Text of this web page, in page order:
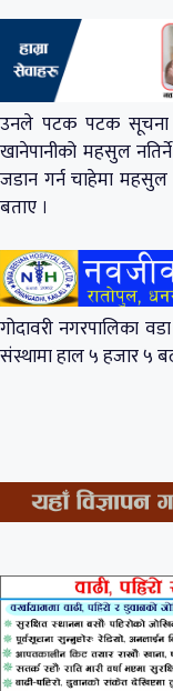
उनले पटक पटक सूचना
खानेपानीको महसुल
जडान गर्न चाहेमा
बताए ।
गोदावरी नगरपालिका
संस्थामा हाल ५ हजार ५